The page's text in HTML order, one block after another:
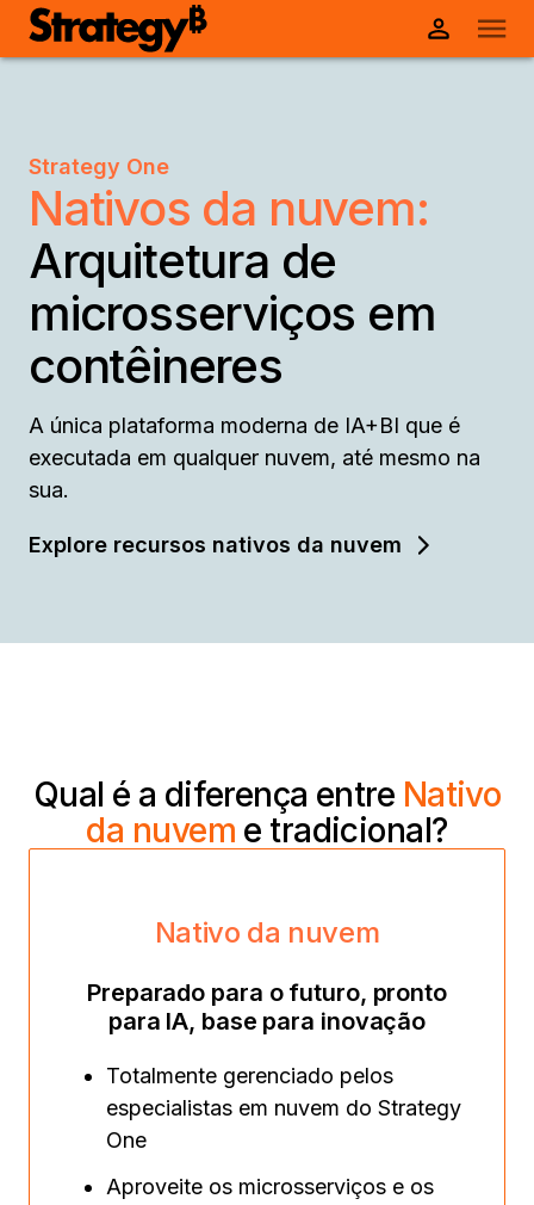
Strategy One
Nativos da nuvem:
Arquitetura de
microsserviços em
contêineres
A única plataforma moderna de IA+BI que é
executada em qualquer nuvem, até mesmo na
sua.
Explore recursos nativos da nuvem
Qual é a diferença entre Nativo
da nuvem e tradicional?
Nativo da nuvem
Preparado para o futuro, pronto
para IA, base para inovação
Totalmente gerenciado pelos
especialistas em nuvem do Strategy
One
Aproveite os microsserviços e os